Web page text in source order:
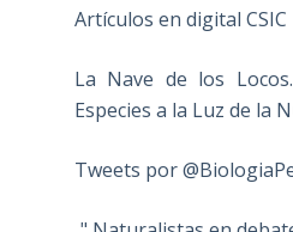
Artículos en digital CSIC
La Nave de los
Especies a la Luz de la
Tweets por